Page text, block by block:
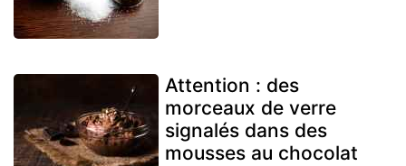
Attention : des
morceaux de verre
signalés dans des
mousses au chocolat